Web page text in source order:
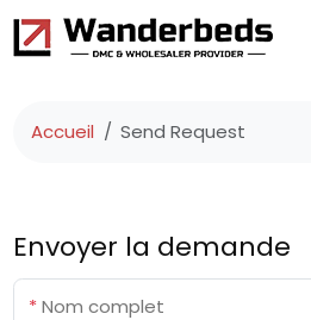
Accueil Send Request
Envoyer la demande
*Nom complet